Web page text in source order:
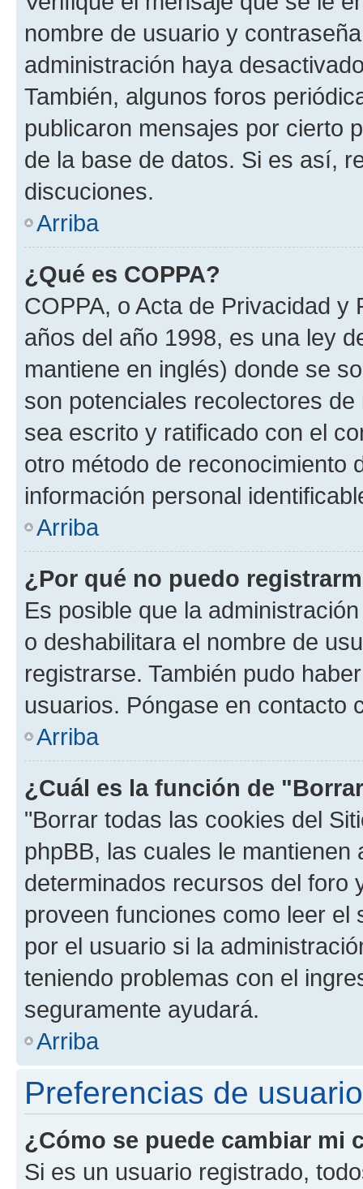
nombre de usuario y
administración haya
También, algunos foros
publicaron mensajes por cierto
de la base de datos. Si es así,
discuciones.
Arriba
¿Qué es COPPA?
COPPA, o Acta de Privacidad
años del año 1998, es una ley
mantiene en inglés) donde se
son potenciales recolectores
sea escrito y ratificado con el
otro método de reconocimiento
información personal
Arriba
¿Por qué no puedo
Es posible que la
o deshabilitara el nombre de
registrarse. También pudo
usuarios. Póngase en contacto
Arriba
¿Cuál es la función de
"Borrar todas las cookies del
phpBB, las cuales le
determinados recursos del foro
proveen funciones como leer el
por el usuario si la
teniendo problemas con el
seguramente ayudará.
Arriba
Preferencias de
¿Cómo se puede cambiar mi
Si es un usuario registrado,